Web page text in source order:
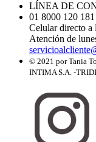
LÍNEA DE
01 8000 120 181
Celular directo a
Atención de
© 2021 por Tania
INTIMA S.A. -